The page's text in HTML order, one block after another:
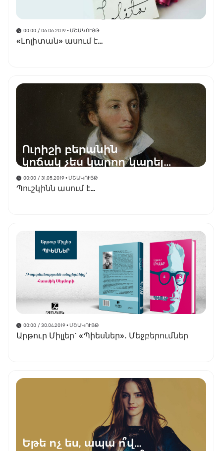
00:00 / 06.06.2019• ՄՇԱԿՈՒՅԹ
«Լոլիտան» ասում է…
00:00 / 31.05.2019• ՄՇԱԿՈՒՅԹ
Պուշկինն ասում է…
00:00 / 30.04.2019• ՄՇԱԿՈՒՅԹ
Արթուր Միլլեր` «Պիեսներ». Մեջբերումներ